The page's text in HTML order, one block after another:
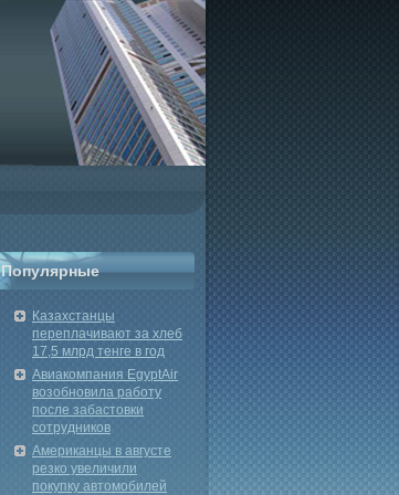
Популярные
Казахстанцы
переплачивают за хлеб
17,5 млрд тенге в год
Авиакомпания EgyptAir
возобновила работу
после забастовки
сотрудников
Американцы в августе
резко увеличили
покупку автомобилей